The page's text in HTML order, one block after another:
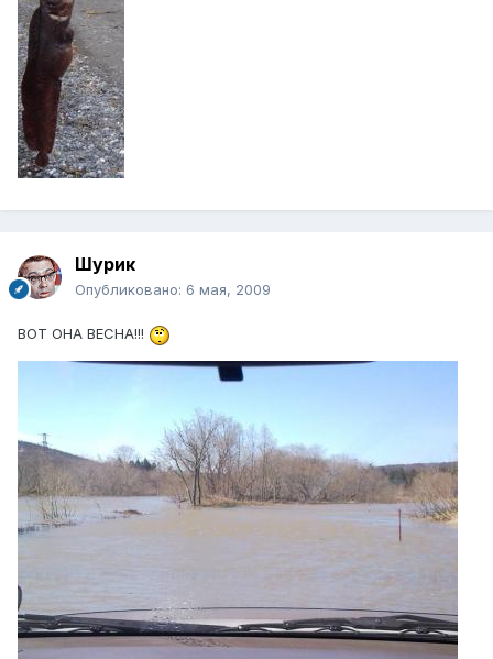
Шурик
Опубликовано: 6 мая, 2009
ВОТ ОНА ВЕСНА!!!